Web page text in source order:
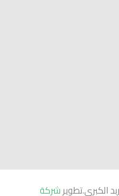
الكبرى.تطويرشركة